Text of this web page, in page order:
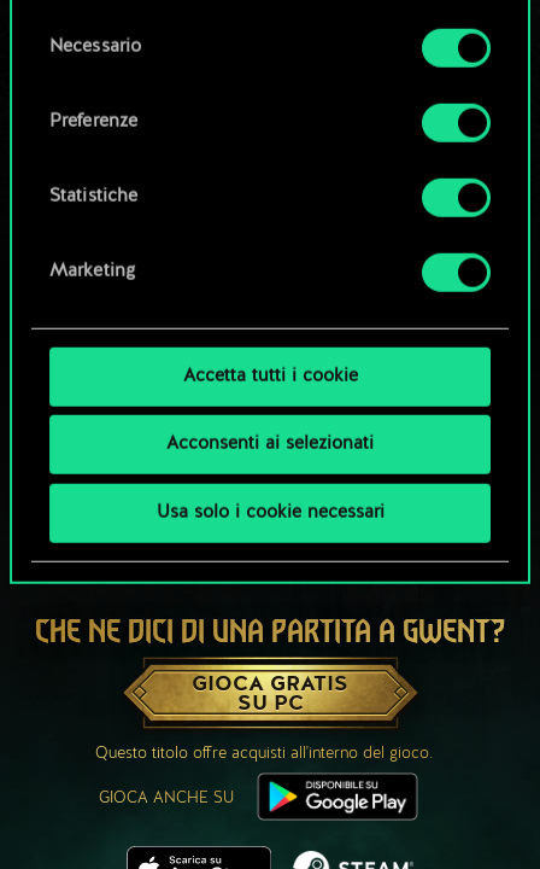
Tutti i dettagli su come utilizziamo i cookie e su
disponibili nel menu "Impostazioni" qui sotto.
delNecessario
Preferenze
Statistiche
Marketing
Accetta tutti i cookie
Acconsenti ai selezionati
Usa solo i cookie necessari
CHE NE DICI DI UNA PARTITA A GWENT?
GIOCA GRATIS
SU PC
Questo titolo offre acquisti all'interno del gioco.
GIOCA ANCHE SU